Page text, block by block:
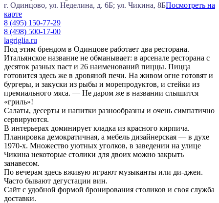
г. Одинцово, ул. Неделина, д. 6Б; ул. Чикина, 8БПосмотреть на
карте
8 (495) 150-77-29
8 (498) 500-17-00
lagriglia.ru
Под этим брендом в Одинцове работает два ресторана.
Итальянское название не обманывает: в арсенале ресторана с
десяток разных паст и 26 наименований пиццы. Пицца
готовится здесь же в дровяной печи. На живом огне готовят и
бургеры, и закуски из рыбы и морепродуктов, и стейки из
премиального мяса. — Не даром же в названии слышится
«гриль»!
Салаты, десерты и напитки разнообразны и очень симпатично
сервируются.
В интерьерах доминирует кладка из красного кирпича.
Планировка демократичная, а мебель дизайнерская — в духе
1970-х. Множество уютных уголков, в заведении на улице
Чикина некоторые столики для двоих можно закрыть
занавесом.
По вечерам здесь вживую играют музыканты или ди-джеи.
Часто бывают дегустации вин.
Сайт с удобной формой бронирования столиков и своя служба
доставки.